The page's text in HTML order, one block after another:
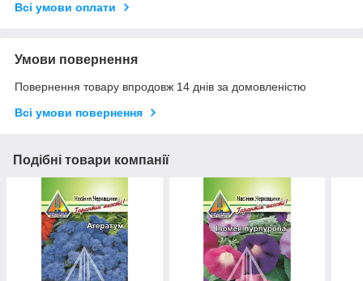
Всі умови оплати
Умови повернення
Повернення товару впродовж 14 днів за домовленістю
Всі умови повернення
Подібні товари компанії